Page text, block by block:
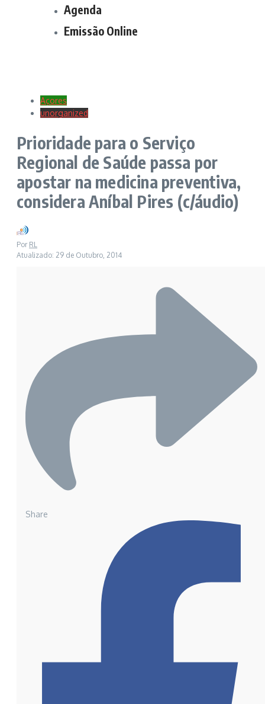
Agenda
Emissão Online
Açores
unorganized
Prioridade para o Serviço
Regional de Saúde passa por
apostar na medicina preventiva,
considera Aníbal Pires (c/áudio)
Por RL
Atualizado: 29 de Outubro, 2014
Share